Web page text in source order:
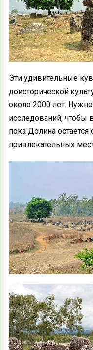
Эти удивительные
доисторической
около 2000 лет.
исследований, чтобы
пока Долина
привлекательных